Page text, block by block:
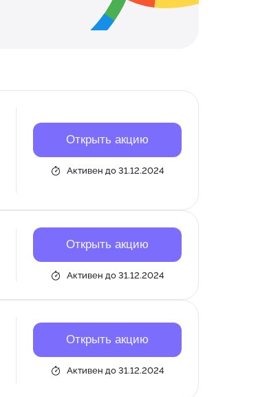
Открыть акцию
Активен до 31.12.2024
Открыть акцию
Активен до 31.12.2024
Открыть акцию
Активен до 31.12.2024